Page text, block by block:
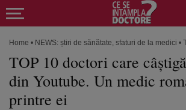
Home • NEWS: știri de sănătate, sfaturi de la medici •
TOP 10 doctori care
din Youtube. Un medic
printre ei